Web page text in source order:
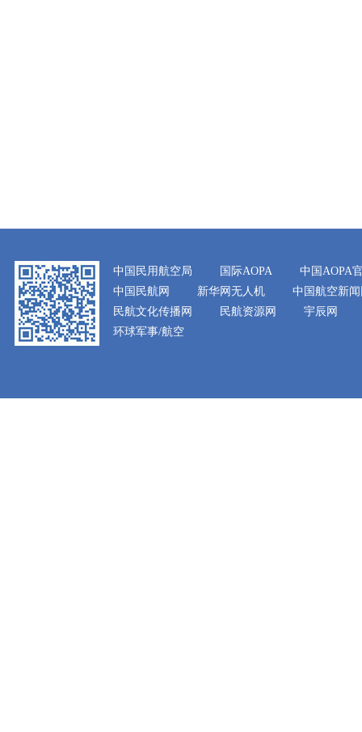
中国民用航空局 国际AOPA
中国AOPA
中国民航网
新华网无人机
中国航空新
民航文化传播网
民航资源网
宇辰网
环球军事/航空